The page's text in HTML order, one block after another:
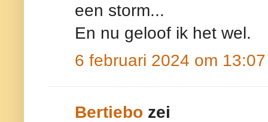
een storm...
En nu geloof ik het wel.
6 februari 2024 om 13:07
Bertiebo zei